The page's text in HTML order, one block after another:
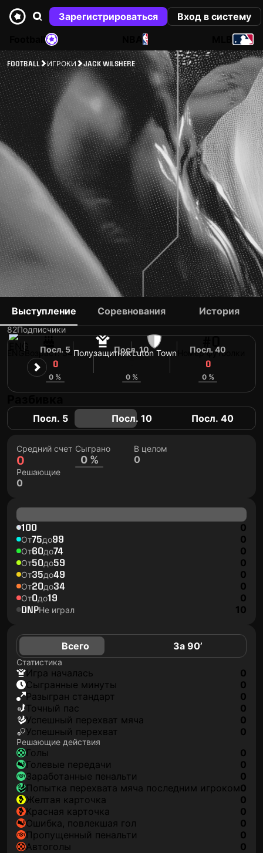
Зарегистрироваться
Вход в систему
NBA
FOOTBALL ИГРОКИ JACK WILSHERE
JACK WILSHERE
82Подписчики
Возраст: 34 ПолузащитникLuton Town Номер футболки
Выступление Соревнования История
Посл. 5
0
0 %
Посл. 10
0 %
Посл. 40
0
0 %
Посл. 5 Посл. 10 Посл. 40
Средний счет
0
Сыграно
0 %
В целом
0
Решающие
0
100 0
От75до99 0
От60до74 0
От50до59 0
От35до49 0
От20до34 0
От0до19 0
DNPНе играл 10
Всего За 90’
Статистика
игра началась
0
сыгранные минуты
0
разыгран стандарт
0
точный пас
0
успешный перехват мяча
0
успешный перехват
0
Решающие действия
голы
0
голевые передачи
0
заработанные пенальти
0
попытка перехвата мяча последним игроком0
желтая карточка
0
красная карточка
0
ошибка, повлекшая гол
0
пропущенный пенальти
0
автоголы
0